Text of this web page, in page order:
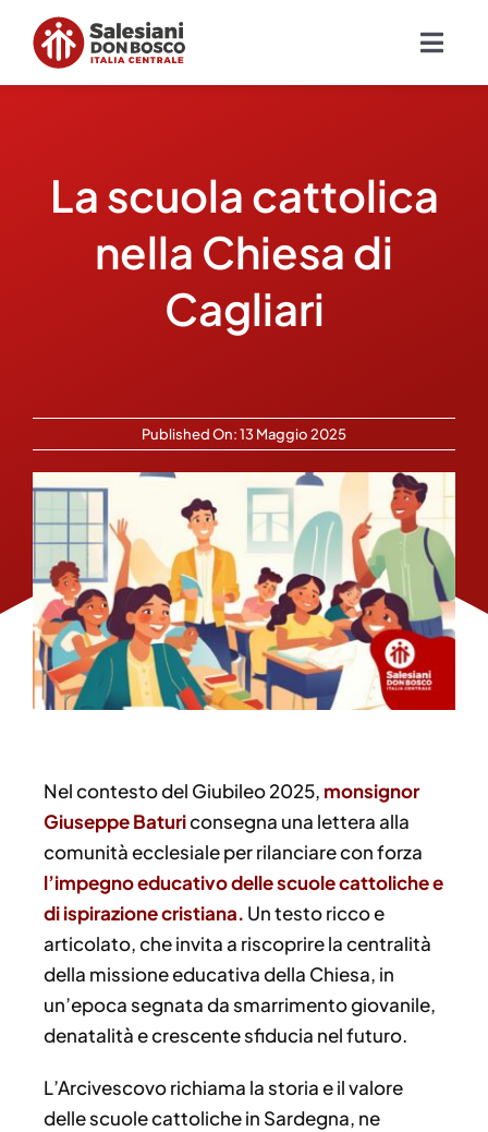
contenuto
Missione
Ambienti educativi e servizi
Contatti
La scuola cattolica
nella Chiesa di
Cagliari
Published On: 13 Maggio 2025
Nel contesto del Giubileo 2025, monsignor
Giuseppe Baturiconsegna una lettera alla
comunità ecclesiale per rilanciare con forza
l’impegno educativo delle scuole cattoliche e
di ispirazione cristiana. Un testo ricco e
articolato, che invita a riscoprire la centralità
della missione educativa della Chiesa, in
un’epoca segnata da smarrimento giovanile,
denatalità e crescente sfiducia nel futuro.
L’Arcivescovo richiama la storia e il valore
delle scuole cattoliche in Sardegna, ne